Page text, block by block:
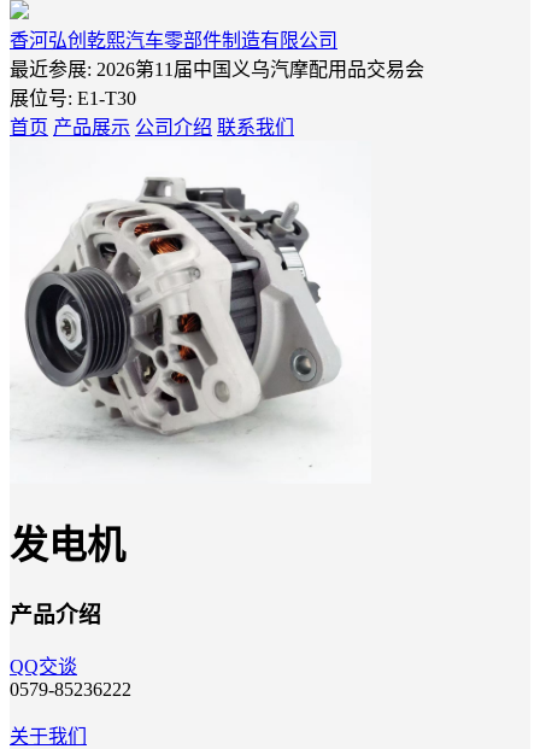
香河弘创乾熙汽车零部件制造有限公司
最近参展: 2026第11届中国义乌汽摩配用品交易会
展位号: E1-T30
首页 产品展示 公司介绍 联系我们
发电机
产品介绍
QQ交谈
0579-85236222
关于我们